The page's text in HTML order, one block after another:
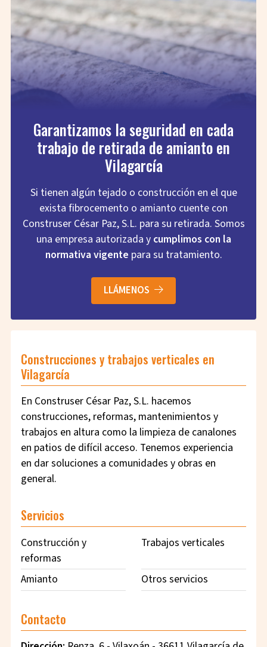
Garantizamos la seguridad en cada
trabajo de retirada de amianto en
Vilagarcía
Si tienen algún tejado o construcción en el que
exista fibrocemento o amianto cuente con
Construser César Paz, S.L. para su retirada. Somos
una empresa autorizada y cumplimos con la
normativa vigente para su tratamiento.
LLÁMENOS
Construcciones y trabajos verticales en
Vilagarcía
En Construser César Paz, S.L. hacemos
construcciones, reformas, mantenimientos y
trabajos en altura como la limpieza de canalones
en patios de difícil acceso. Tenemos experiencia
en dar soluciones a comunidades y obras en
general.
Servicios
Construcción y
reformas
Trabajos verticales
Amianto Otros servicios
Contacto